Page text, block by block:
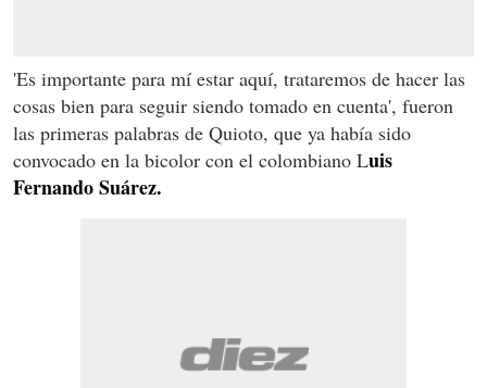
'Es importante para mí estar aquí, trataremos de hacer las
cosas bien para seguir siendo tomado en cuenta', fueron
las primeras palabras de Quioto, que ya había sido
convocado en la bicolor con el colombiano Luis
Fernando Suárez.